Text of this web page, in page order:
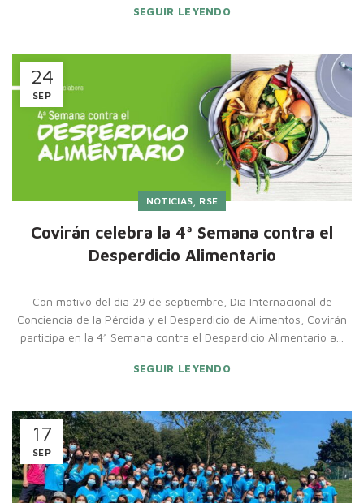
SEGUIR LEYENDO
24
SEP
NOTICIAS RSE
Covirán celebra la 4ª Semana contra el
Desperdicio Alimentario
Con motivo del día 29 de septiembre, Día Internacional de
Conciencia de la Pérdida y el Desperdicio de Alimentos, Covirán
participa en la 4ª Semana contra el Desperdicio Alimentario a...
SEGUIR LEYENDO
17
SEP